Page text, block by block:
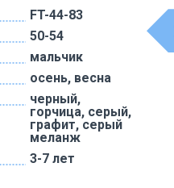
FT-44-83
50-54
мальчик
осень, весна
черный,
горчица, серый,
графит, серый
меланж
3-7 лет